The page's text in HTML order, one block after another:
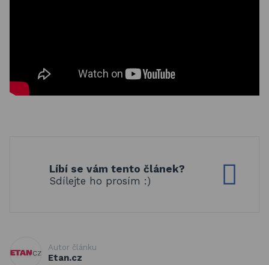
Líbí se vám tento článek?
Sdílejte ho prosím :)
Autor článku
Etan.cz